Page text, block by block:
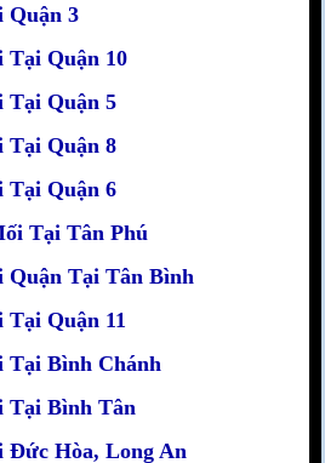
Quận 3
Tại Quận 10
Tại Quận 5
Tại Quận 8
Tại Quận 6
Tại Tân Phú
Quận Tại Tân Bình
Quận 11
Tại Bình Chánh
Tại Bình Tân
Đức Hòa, Long An